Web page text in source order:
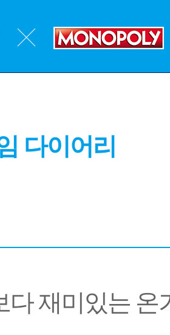
다이어리
재미있는 온